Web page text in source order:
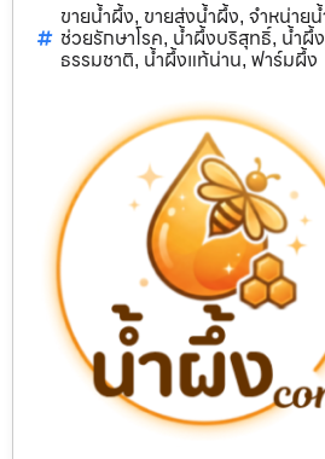
ขายน้ำผึ้ง, ขายส่งน้ำผึ้ง, จำหน่าย
ช่วยรักษาโรค, น้ำผึ้งบริสุทธิ์, น้ำผึ้
ธรรมชาติ, น้ำผึ้งแท้น่าน,ฟาร์มผึ้ง